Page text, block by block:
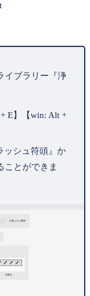
イブラリー『浄
E】【win: Alt +
ッシュ符頭』か
ことができま